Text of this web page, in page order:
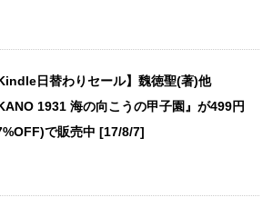
Kindle日替わりセール】魏徳聖(著)他
KANO 1931 海の向こうの甲子園』が499円
で販売中 [17/8/7]